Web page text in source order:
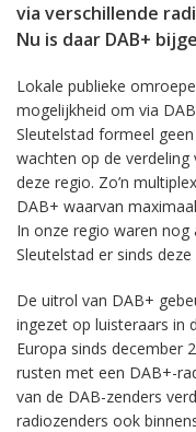
via verschillende
Nu is daar DAB+
Lokale publieke
mogelijkheid om via
Sleutelstad formeel
wachten op de
deze regio. Zo’n
DAB+ waarvan
In onze regio waren
Sleutelstad er sinds
De uitrol van DAB+
ingezet op luisteraars in
Europa sinds december
rusten met een DAB+-
van de DAB-zenders
radiozenders ook